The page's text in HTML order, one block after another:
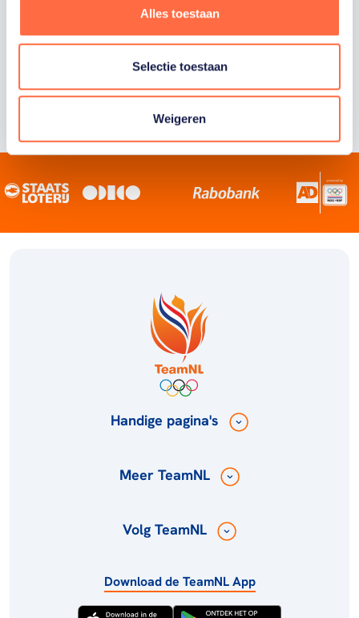
Alles toestaan
Selectie toestaan
Weigeren
Handige pagina's
Meer TeamNL
Volg TeamNL
Download de TeamNL App